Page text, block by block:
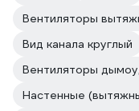
Вентиляторы
Вид канала круглый
Вентиляторы
Настенные